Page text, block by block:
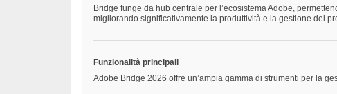
Bridge funge da hub centrale per l’ecosistema Adobe,
migliorando significativamente la produttività e la gestione dei
Funzionalità principali
Adobe Bridge 2026 offre un’ampia gamma di strumenti per la